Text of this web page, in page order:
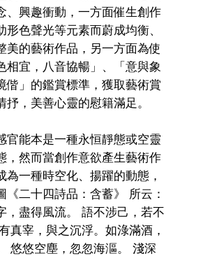
、興趣衝動，一方面催生創作
形色聲光等元素而蔚成均衡、
美的藝術作品，另一方面為使
相宜，八音協暢」、「意與象
偕」的鑑賞標準，獲取藝術賞
抒，美善心靈的慰籍滿足。
官能本是一種永恒靜態或空靈
，然而當創作意欲產生藝術作
為一種時空化、揚躍的動態，
《二十四詩品：含蓄》 所云：
，盡得風流。 語不涉己，若不
真宰，與之沉浮。如淥滿酒，
悠悠空塵，忽忽海漚。 淺深